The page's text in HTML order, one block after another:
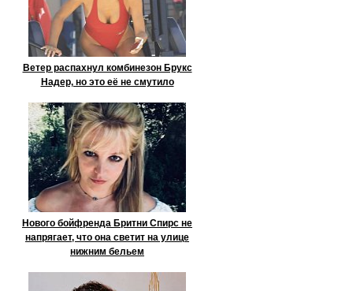
Ветер распахнул комбинезон Брукс
Надер, но это её не смутило
Нового бойфренда Бритни Спирс не
напрягает, что она светит на улице
нижним бельем